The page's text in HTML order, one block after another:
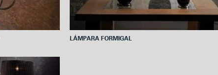
LÁMPARA FORMIGAL